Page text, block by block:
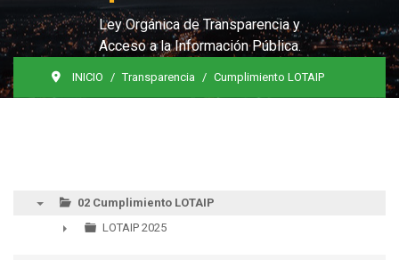
Ley Orgánica de Transparencia y
Acceso a la Información Pública.
INICIO Transparencia Cumplimiento LOTAIP
02 Cumplimiento LOTAIP
LOTAIP 2025